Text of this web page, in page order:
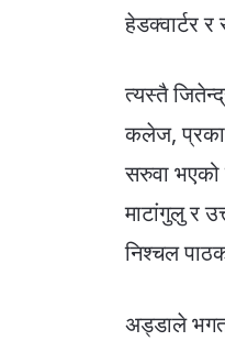
हेडक्वार्टर
त्यस्तै
कलेज,
सरुवा भएको
माटांगुलु र
निश्चल
अड्डाले भगत